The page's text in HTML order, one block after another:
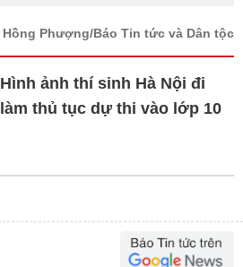
Hồng Phượng/Báo Tin tức và Dân tộc
Hình ảnh thí sinh Hà Nội đi
làm thủ tục dự thi vào lớp 10